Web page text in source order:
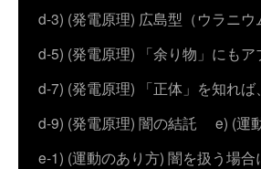
d-3) (発電原理) 広島型（ウラニ
d-5) (発電原理) 「余り物」にもア
d-7) (発電原理) 「正体」を知れ
d-9) (発電原理) 闇の結託
e) (運
e-1) (運動のあり方) 闇を扱う場